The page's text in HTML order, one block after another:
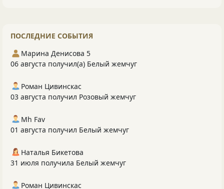
ПОСЛЕДНИЕ СОБЫТИЯ
Марина Денисова 5
06 августа получил(а) Белый жемчуг
Роман Цивинскас
03 августа получил Розовый жемчуг
Mh Fav
01 августа получил Белый жемчуг
Наталья Бикетова
31 июля получила Белый жемчуг
Роман Цивинскас